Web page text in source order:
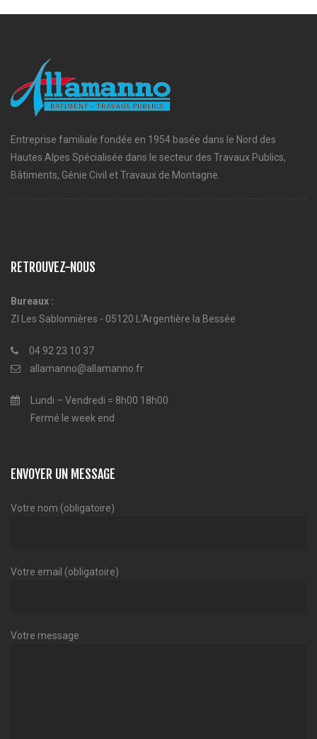
Entreprise familiale fondée en 1954 basée dans le Nord des
Hautes Alpes Spécialisée dans le secteur des Travaux Publics,
Bâtiments, Génie Civil et Travaux de Montagne.
RETROUVEZ-NOUS
Bureaux :
ZI Les Sablonnières - 05120 L'Argentière la Bessée
04 92 23 10 37
allamanno@allamanno.fr
Lundi – Vendredi = 8h00 18h00
Fermé le week end
ENVOYER UN MESSAGE
Votre nom (obligatoire)
Votre email (obligatoire)
Votre message